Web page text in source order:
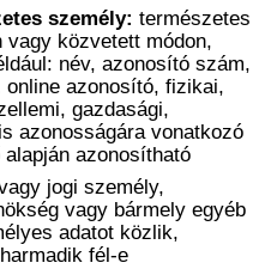
személy: természetes
közvetett módon,
név, azonosító szám,
online azonosító, fizikai,
gazdasági,
azonosságára vonatkozó
azonosítható
jogi személy,
vagy bármely egyéb
adatot közlik,
fél-e